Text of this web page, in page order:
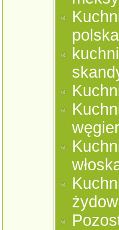
polska